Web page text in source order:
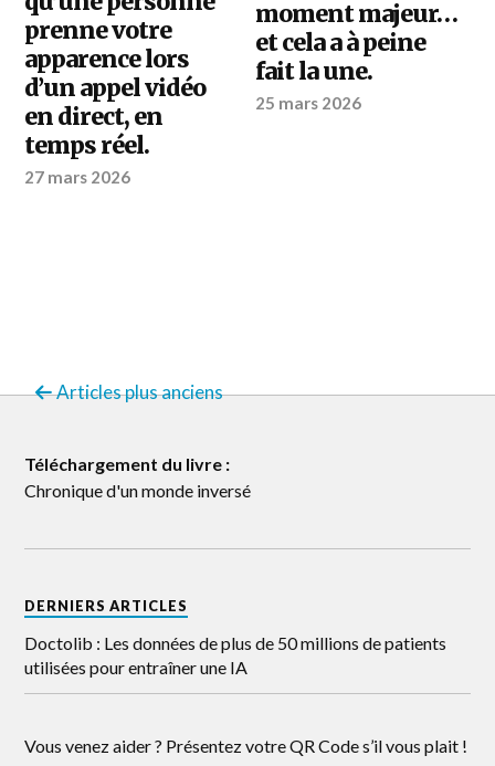
prenne votre
apparence lors
d’un appel vidéo
en direct, en
temps réel.
27 mars 2026
moment majeur…
et cela a à peine
fait la une.
25 mars 2026
Articles plus anciens
Téléchargement du livre :
Chronique d'un monde inversé
DERNIERS ARTICLES
Doctolib : Les données de plus de 50 millions de patients
utilisées pour entraîner une IA
Vous venez aider ? Présentez votre QR Code s’il vous plait !